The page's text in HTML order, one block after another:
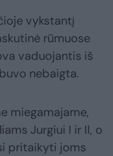
vykstantį
rūmuose
vaduojantis iš
nebaigta.
miegamajame,
Jurgiui I ir II, o
pritaikyti joms